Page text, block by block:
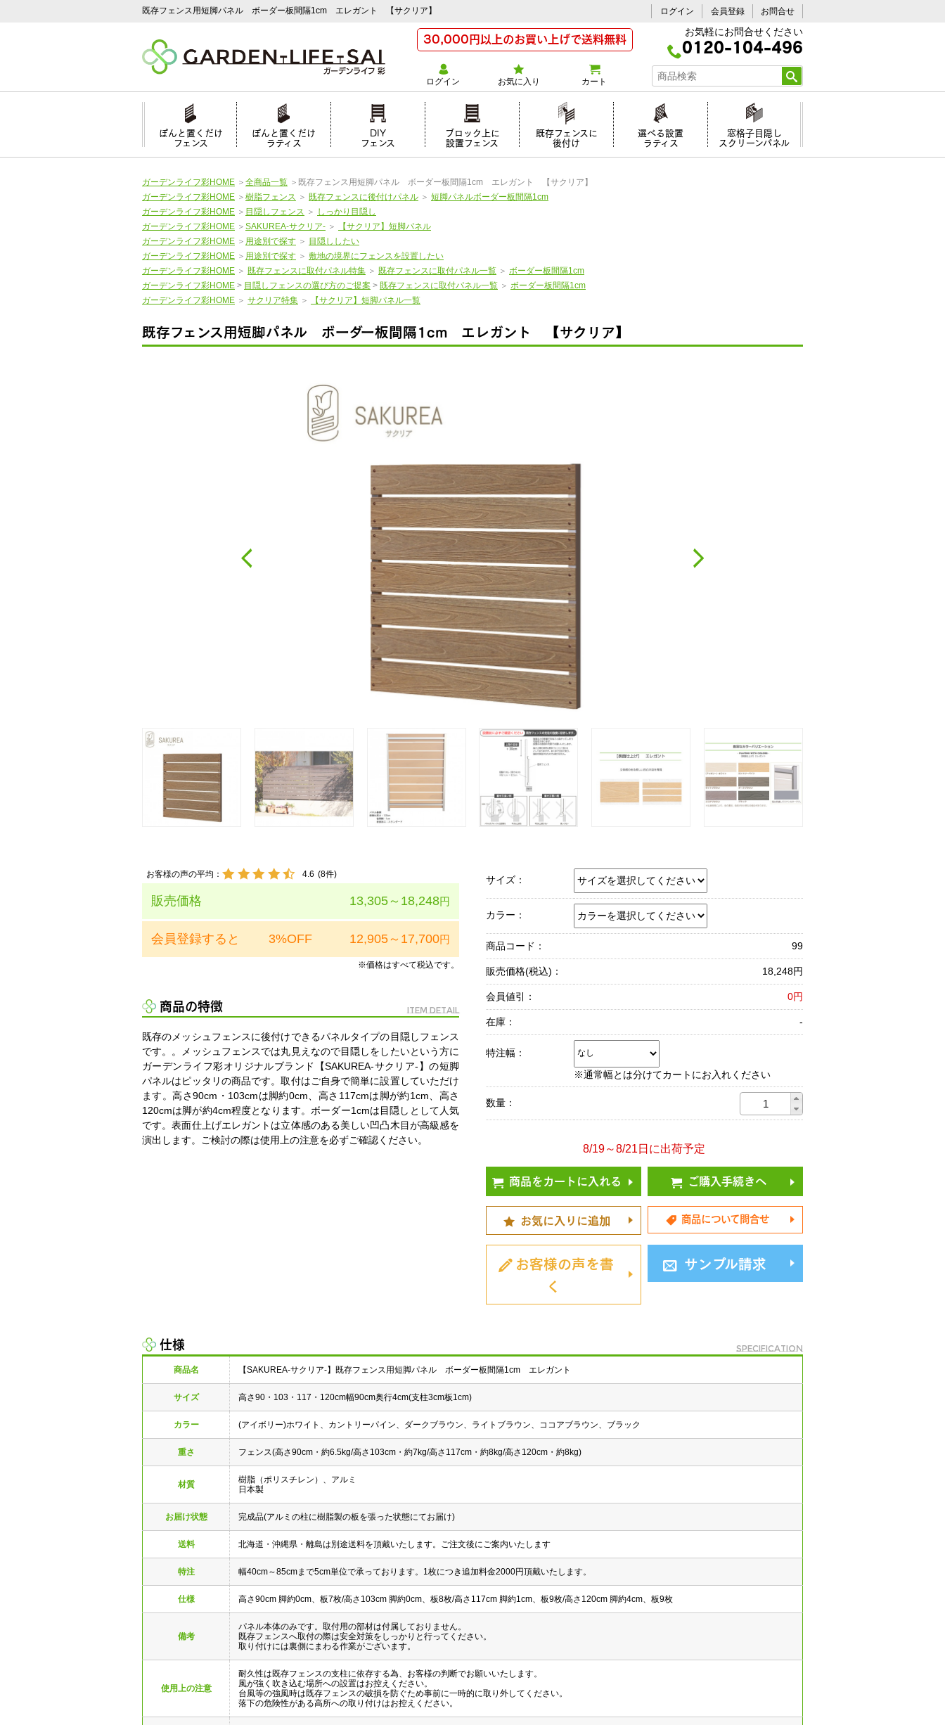
既存フェンス用短脚パネル ボーダー板間隔1cm エレガント 【サクリア】 ログイン 会員登録 お問合せ
30,000円以上のお買い上げで送料無料 お気軽にお問合せください
0120-104-496
ログイン お気に入り カート
ぽんと置くだけ
フェンス
ぽんと置くだけ
ラティス
DIY
フェンス
ブロック上に
設置フェンス
既存フェンスに
後付け
選べる設置
ラティス
窓格子目隠し
スクリーンパネル
ガーデンライフ彩HOME ＞ 全商品一覧 ＞ 既存フェンス用短脚パネル ボーダー板間隔1cm エレガント 【サクリア】
ガーデンライフ彩HOME ＞ 樹脂フェンス ＞ 既存フェンスに後付けパネル ＞ 短脚パネルボーダー板間隔1cm
ガーデンライフ彩HOME ＞ 目隠しフェンス ＞ しっかり目隠し
ガーデンライフ彩HOME ＞ SAKUREA-サクリア- ＞
【サクリア】短脚パネル
ガーデンライフ彩HOME ＞ 用途別で探す ＞ 目隠ししたい
ガーデンライフ彩HOME ＞ 用途別で探す ＞ 敷地の境界にフェンスを設置したい
ガーデンライフ彩HOME ＞ 既存フェンスに取付パネル特集 ＞ 既存フェンスに取付パネル一覧 ＞ ボーダー板間隔1cm
ガーデンライフ彩HOME > 目隠しフェンスの選び方のご提案 > 既存フェンスに取付パネル一覧 ＞ ボーダー板間隔1cm
ガーデンライフ彩HOME ＞ サクリア特集 ＞ 【サクリア】短脚パネル一覧
既存フェンス用短脚パネル ボーダー板間隔1cm エレガント 【サクリア】
お客様の声の平均： 4.6 (8件)
販売価格 13,305～18,248円
会員登録すると 3%OFF 12,905～17,700円
※価格はすべて税込です。
商品の特徴 Item Detail
既存のメッシュフェンスに後付けできるパネルタイプの目隠しフェンス
です。。メッシュフェンスでは丸見えなので目隠しをしたいという方に
ガーデンライフ彩オリジナルブランド【SAKUREA-サクリア-】の短脚
パネルはピッタリの商品です。取付はご自身で簡単に設置していただけ
ます。高さ90cm・103cmは脚約0cm、高さ117cmは脚が約1cm、高さ
120cmは脚が約4cm程度となります。ボーダー1cmは目隠しとして人気
です。表面仕上げエレガントは立体感のある美しい凹凸木目が高級感を
演出します。ご検討の際は使用上の注意を必ずご確認ください。
サイズ：
カラー：
商品コード： 99
販売価格(税込)： 18,248円
会員値引： 0円
在庫： -
特注幅：
※通常幅とは分けてカートにお入れください
数量：
8/19～8/21日に出荷予定
商品をカートに入れる ご購入手続きへ
お気に入りに追加 商品について問合せ
お客様の声を書
く
サンプル請求
仕様 specification
商品名 【SAKUREA-サクリア-】既存フェンス用短脚パネル ボーダー板間隔1cm エレガント
サイズ 高さ90・103・117・120cm幅90cm奥行4cm(支柱3cm板1cm)
カラー (アイボリー)ホワイト、カントリーパイン、ダークブラウン、ライトブラウン、ココアブラウン、ブラック
重さ フェンス(高さ90cm・約6.5kg/高さ103cm・約7kg/高さ117cm・約8kg/高さ120cm・約8kg)
材質
樹脂（ポリスチレン）、アルミ
日本製
お届け状態 完成品(アルミの柱に樹脂製の板を張った状態にてお届け)
送料 北海道・沖縄県・離島は別途送料を頂戴いたします。ご注文後にご案内いたします
特注 幅40cm～85cmまで5cm単位で承っております。1枚につき追加料金2000円頂戴いたします。
仕様 高さ90cm 脚約0cm、板7枚/高さ103cm 脚約0cm、板8枚/高さ117cm 脚約1cm、板9枚/高さ120cm 脚約4cm、板9枚
備考
パネル本体のみです。取付用の部材は付属しておりません。
既存フェンスへ取付の際は安全対策をしっかりと行ってください。
取り付けには裏側にまわる作業がございます。
使用上の注意
耐久性は既存フェンスの支柱に依存する為、お客様の判断でお願いいたします。
風が強く吹き込む場所への設置はお控えください。
台風等の強風時は既存フェンスの破損を防ぐため事前に一時的に取り外してください。
落下の危険性がある高所への取り付けはお控えください。